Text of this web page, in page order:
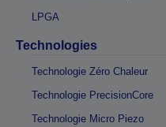
LPGA
Technologies
Technologie Zéro Chaleur
Technologie PrecisionCore
Technologie Micro Piezo